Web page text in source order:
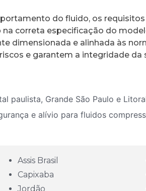
do fluido, os
correta especificação do
dimensionada e alinhada às
e garantem a integridade da
paulista, Grande São Paulo e
e alívio para fluidos
Assis Brasil
Capixaba
Jordão